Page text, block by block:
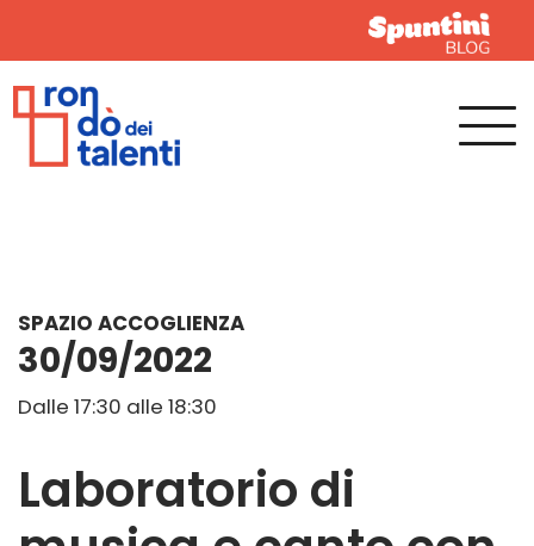
SPAZIO ACCOGLIENZA
30/09/2022
Dalle 17:30 alle 18:30
Laboratorio di